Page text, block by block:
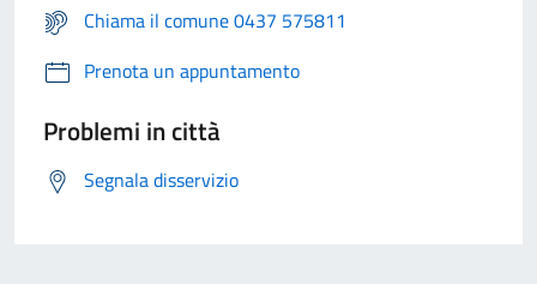
Chiama il comune 0437 575811
Prenota un appuntamento
Problemi in città
Segnala disservizio